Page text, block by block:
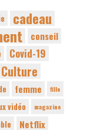
cadeau
conseil
Covid-19
Culture
femme
fille
vidéo magazine
Netflix